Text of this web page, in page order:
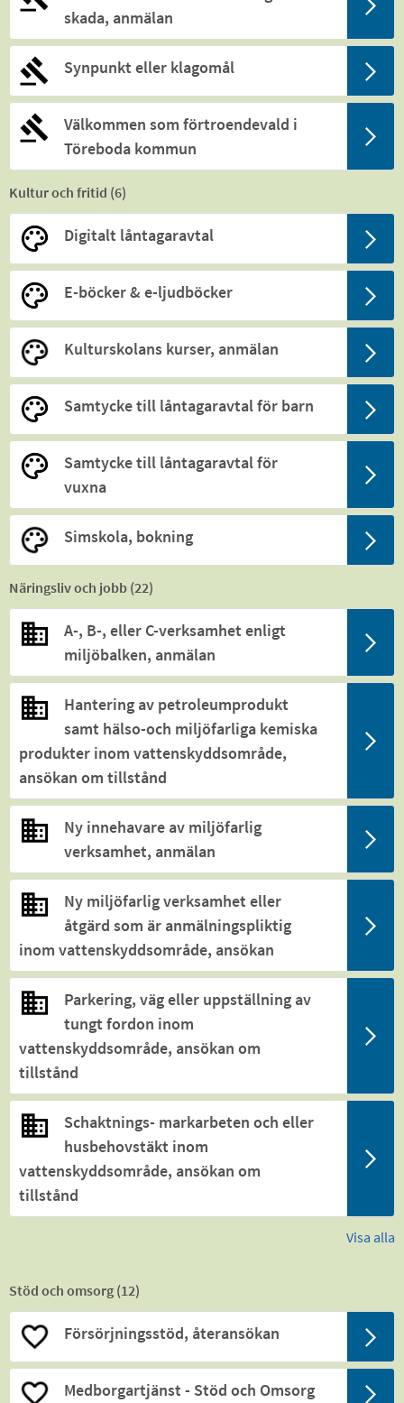
skada, anmälan
Synpunkt eller klagomål
Välkommen som förtroendevald i
Töreboda kommun
Kultur och fritid (6)
Digitalt låntagaravtal
E-böcker & e-ljudböcker
Kulturskolans kurser, anmälan
Samtycke till låntagaravtal för barn
Samtycke till låntagaravtal för
vuxna
Simskola, bokning
Näringsliv och jobb (22)
A-, B-, eller C-verksamhet enligt
miljöbalken, anmälan
Hantering av petroleumprodukt
samt hälso-och miljöfarliga kemiska
produkter inom vattenskyddsområde,
ansökan om tillstånd
Ny innehavare av miljöfarlig
verksamhet, anmälan
Ny miljöfarlig verksamhet eller
åtgärd som är anmälningspliktig
inom vattenskyddsområde, ansökan
Parkering, väg eller uppställning av
tungt fordon inom
vattenskyddsområde, ansökan om
tillstånd
Schaktnings- markarbeten och eller
husbehovstäkt inom
vattenskyddsområde, ansökan om
tillstånd
Visa alla
Stöd och omsorg (12)
Försörjningsstöd, återansökan
Medborgartjänst - Stöd och Omsorg